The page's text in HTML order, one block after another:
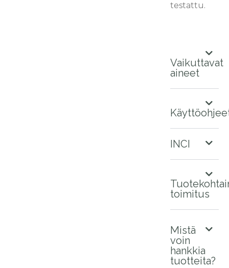
testattu.
Vaikuttavat
aineet
INCI
toimitus
Mistä
voin
hankkia
tuotteita?